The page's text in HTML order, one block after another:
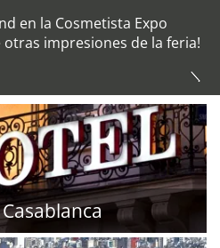
en la Cosmetista Expo
impresiones de la feria!